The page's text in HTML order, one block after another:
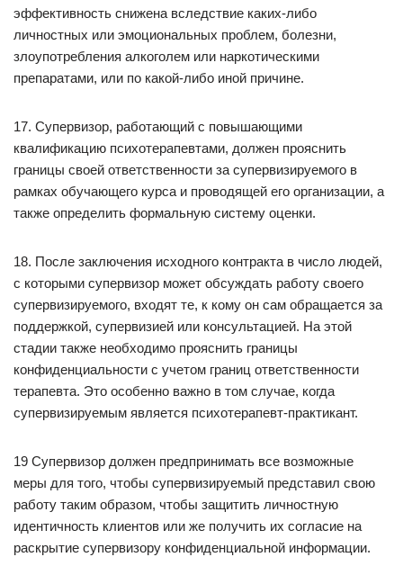
эффективность снижена вследствие каких-либо
личностных или эмоциональных проблем, болезни,
злоупотребления алкоголем или наркотическими
препаратами, или по какой-либо иной причине.
17. Супервизор, работающий с повышающими
квалификацию психотерапевтами, должен прояснить
границы своей ответственности за супервизируемого в
рамках обучающего курса и проводящей его организации, а
также определить формальную систему оценки.
18. После заключения исходного контракта в число людей,
с которыми супервизор может обсуждать работу своего
супервизируемого, входят те, к кому он сам обращается за
поддержкой, супервизией или консультацией. На этой
стадии также необходимо прояснить границы
конфиденциальности с учетом границ ответственности
терапевта. Это особенно важно в том случае, когда
супервизируемым является психотерапевт-практикант.
19 Супервизор должен предпринимать все возможные
меры для того, чтобы супервизируемый представил свою
работу таким образом, чтобы защитить личностную
идентичность клиентов или же получить их согласие на
раскрытие супервизору конфиденциальной информации.